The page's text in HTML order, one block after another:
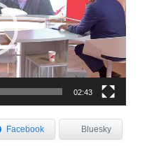
02:43
Facebook Bluesky